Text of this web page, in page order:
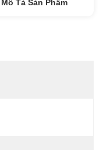
Mô Tả Sản Phẩm